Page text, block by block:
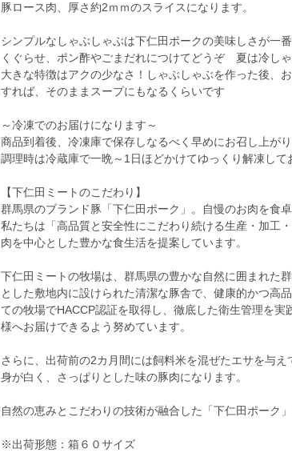
豚ロース肉、厚さ約2ｍｍのスライスになります。
シンプルなしゃぶしゃぶは下仁田ポークの美味しさが一
くぐらせ、ポン酢やごまだれにつけてどうぞ 夏は冷し
大きな特徴はアクの少なさ！しゃぶしゃぶを作った後、
すれば、そのままスープにもなるくらいです
～冷凍でのお届けになります～
商品到着後、冷凍庫で保存しなるべく早めにお召し上がり
調理時は冷蔵庫で一晩～1日ほどかけてゆっくり解凍して
【下仁田ミートのこだわり】
群馬県のブランド豚「下仁田ポーク」。自慢のお肉を食卓
私たちは「高品質と安全性にこだわり続ける生産・加工
肉を中心とした豊かな食生活を提案しています。
下仁田ミートの牧場は、群馬県の豊かな自然に囲まれた
とした敷地内に設けられた清潔な豚舎で、健康的かつ高
ての牧場でHACCP認証を取得し、徹底した衛生管理を
様へお届けできるよう努めています。
さらに、出荷前の2カ月間には飼料米を混ぜたエサを与
身が白く、さっぱりとした味の豚肉になります。
自然の恵みとこだわりの技術が融合した「下仁田ポーク
※出荷形態：箱６０サイズ